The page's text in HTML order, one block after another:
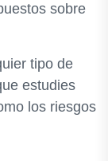
sobre
tipo de
estudies
los riesgos